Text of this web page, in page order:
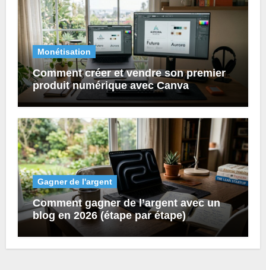
Monétisation
Comment créer et vendre son premier
produit numérique avec Canva
Gagner de l'argent
Comment gagner de l’argent avec un
blog en 2026 (étape par étape)